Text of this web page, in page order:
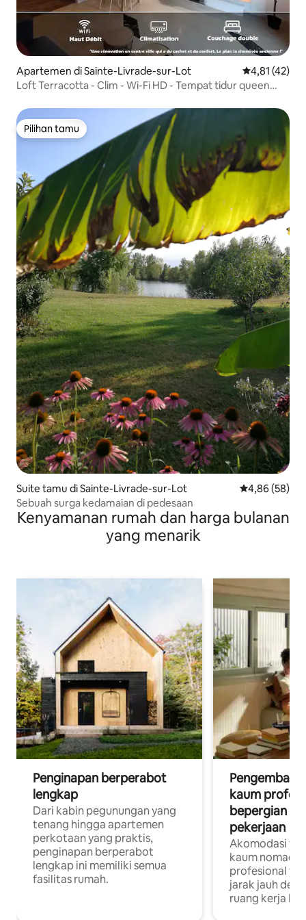
Apartemen di Sainte-Livrade-sur-Lot Nilai rata-
4,81 (42)
Loft Terracotta - Clim - Wi-Fi HD - Tempat tidur queen
Pilihan tamu
Pilihan tamu
Suite tamu di Sainte-Livrade-sur-Lot Nilai rata-rata
4,86 (58)
Sebuah surga kedamaian di pedesaan
Kenyamanan rumah dan harga bulanan
yang menarik
Penginapan berperabot
lengkap
Dari kabin pegunungan yang
tenang hingga apartemen
perkotaan yang praktis,
penginapan berperabot
lengkap ini memiliki semua
fasilitas rumah.
Pengembara
kaum
bepergian
pekerjaan
Akomodasi
kaum
profesional
jarak jauh
ruang kerja